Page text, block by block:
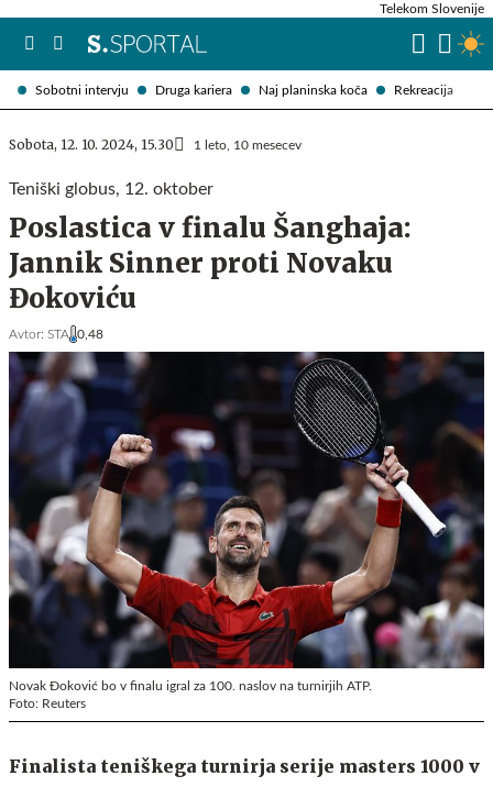
Sobotni intervju Druga kariera Naj planinska koča Rekreacija
Telekom Slovenije
Sobota, 12. 10. 2024, 15.30 1 leto, 10 mesecev
Teniški globus, 12. oktober
Poslastica v finalu Šanghaja:
Jannik Sinner proti Novaku
Đokoviću
Avtor: STA 0,48
Novak Đoković bo v finalu igral za 100. naslov na turnirjih ATP.
Foto: Reuters
Finalista teniškega turnirja serije masters 1000 v